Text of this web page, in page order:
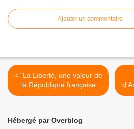
Ajouter un commentaire
< "La Liberté, une valeur de
la République française
toujours d'actualité(s)" (2)
Hébergé par Overblog